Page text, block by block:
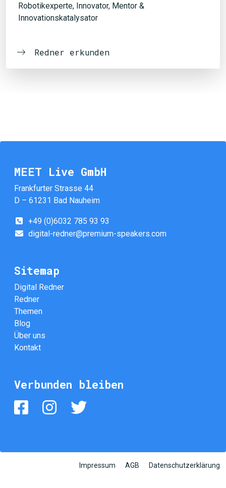
Robotikexperte, Innovator, Mentor &
Innovationskatalysator
Redner erkunden
MEET Live GmbH
Frankfurter Strasse 44
D – 61231 Bad Nauheim
+49 (0)6032 785 93 93
digital-redner@premium-speakers.com
Sitemap
Digital Redner
Redner
Themen
Blog
Über uns
Kontakt
Verbunden bleiben
Impressum AGB Datenschutzerklärung